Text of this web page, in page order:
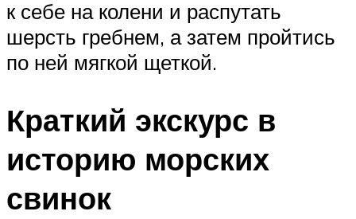
к себе на колени и распутать
шерсть гребнем, а затем пройтись
по ней мягкой щеткой.
Краткий экскурс в
историю морских
свинок